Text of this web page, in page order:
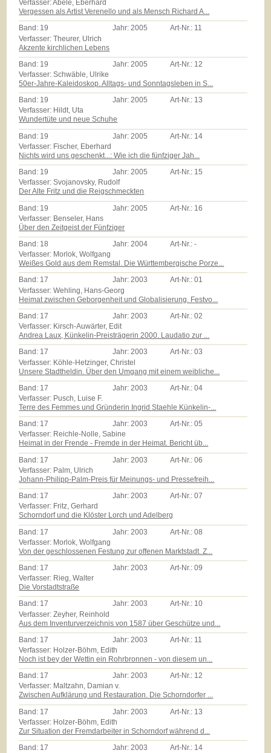
Verfasser: Abele, Eberhard
Vergessen als Artist Verenello und als Mensch Richard A...
Band: 19 Jahr:2005 Art-Nr.: 11
Verfasser: Theurer, Ulrich
Akzente kirchlichen Lebens
Band: 19 Jahr:2005 Art-Nr.: 12
Verfasser: Schwäble, Ulrike
50er-Jahre-Kaleidoskop. Alltags- und Sonntagsleben in S...
Band: 19 Jahr:2005 Art-Nr.: 13
Verfasser: Hildt, Uta
Wundertüte und neue Schuhe
Band: 19 Jahr: 2005 Art-Nr.: 14
Verfasser: Fischer, Eberhard
Nichts wird uns geschenkt...: Wie ich die fünfziger Jah...
Band: 19 Jahr:2005 Art-Nr.: 15
Verfasser: Svojanovsky, Rudolf
Der Alte Fritz und die Reigschmeckten
Band: 19 Jahr: 2005 Art-Nr.: 16
Verfasser: Benseler, Hans
Über den Zeitgeist der Fünfziger
Band: 18 Jahr:2004 Art-Nr.:-
Verfasser: Morlok, Wolfgang
Weißes Gold aus dem Remstal. Die Württembergische Porze...
Band: 17 Jahr:2003 Art-Nr.:01
Verfasser: Wehling, Hans-Georg
Heimat zwischen Geborgenheit und Globalisierung. Festvo...
Band: 17 Jahr:2003 Art-Nr.:02
Verfasser: Kirsch-Auwärter, Edit
Andrea Laux, Künkelin-Preisträgerin 2000. Laudatio zur ...
Band: 17 Jahr:2003 Art-Nr.:03
Verfasser: Köhle-Hetzinger, Christel
Unsere Stadtheldin. Über den Umgang mit einem weibliche...
Band: 17 Jahr: 2003 Art-Nr.:04
Verfasser: Pusch, Luise F.
Terre des Femmes und Gründerin Ingrid Staehle Künkelin-...
Band: 17 Jahr:2003 Art-Nr.:05
Verfasser: Reichle-Nolle, Sabine
Heimat in der Frende - Fremde in der Heimat. Bericht üb...
Band: 17 Jahr: 2003 Art-Nr.:06
Verfasser: Palm, Ulrich
Johann-Philipp-Palm-Preis für Meinungs- und Pressefreih...
Band: 17 Jahr:2003 Art-Nr.:07
Verfasser: Fritz, Gerhard
Schorndorf und die Klöster Lorch und Adelberg
Band: 17 Jahr: 2003 Art-Nr.:08
Verfasser: Morlok, Wolfgang
Von der geschlossenen Festung zur offenen Marktstadt. Z...
Band: 17 Jahr:2003 Art-Nr.:09
Verfasser: Rieg, Walter
Die Vorstadtstraße
Band: 17 Jahr:2003 Art-Nr.: 10
Verfasser: Zeyher, Reinhold
Aus dem Inventurverzeichnis von 1587 über Geschütze und...
Band: 17 Jahr:2003 Art-Nr.: 11
Verfasser: Holzer-Böhm, Edith
Noch ist bey der Wettin ein Rohrbronnen - von diesem un...
Band: 17 Jahr:2003 Art-Nr.: 12
Verfasser: Maltzahn, Damian v.
Zwischen Aufklärung und Restauration. Die Schorndorfer ...
Band: 17 Jahr: 2003 Art-Nr.: 13
Verfasser: Holzer-Böhm, Edith
Zur Situation der Fremdarbeiter in Schorndorf während d...
Band: 17 Jahr:2003 Art-Nr.: 14